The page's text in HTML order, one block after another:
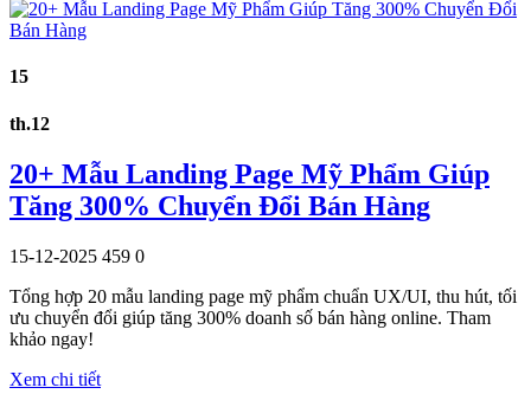
15
th.12
20+ Mẫu Landing Page Mỹ Phẩm Giúp
Tăng 300% Chuyển Đổi Bán Hàng
15-12-2025 459 0
Tổng hợp 20 mẫu landing page mỹ phẩm chuẩn UX/UI, thu hút, tối
ưu chuyển đổi giúp tăng 300% doanh số bán hàng online. Tham
khảo ngay!
Xem chi tiết